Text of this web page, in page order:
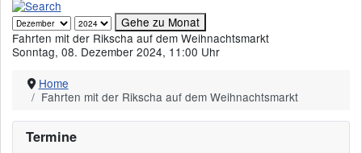
Gehe zu Monat
Fahrten mit der Rikscha auf dem Weihnachtsmarkt
Sonntag, 08. Dezember 2024, 11:00 Uhr
Home
Fahrten mit der Rikscha auf dem Weihnachtsmarkt
Termine